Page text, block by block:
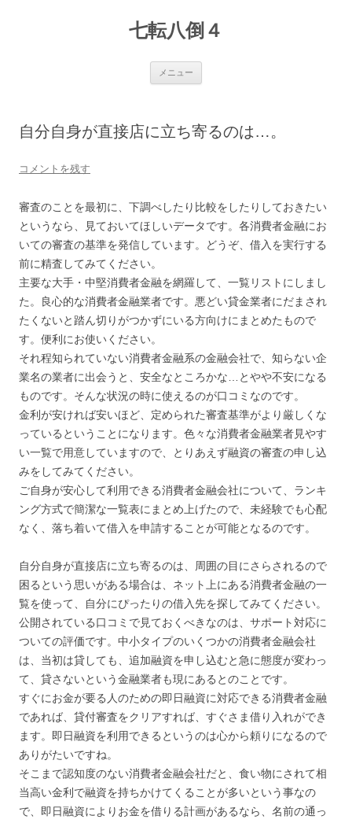
七転八倒４
メニュー
ス
自分自身が直接店に立ち寄るのは…。
コメントを残す
審査のことを最初に、下調べしたり比較をしたりしておきたい
というなら、見ておいてほしいデータです。各消費者金融にお
いての審査の基準を発信しています。どうぞ、借入を実行する
前に精査してみてください。
主要な大手・中堅消費者金融を網羅して、一覧リストにしまし
た。良心的な消費者金融業者です。悪どい貸金業者にだまされ
たくないと踏ん切りがつかずにいる方向けにまとめたもので
す。便利にお使いください。
それ程知られていない消費者金融系の金融会社で、知らない企
業名の業者に出会うと、安全なところかな…とやや不安になる
ものです。そんな状況の時に使えるのが口コミなのです。
金利が安ければ安いほど、定められた審査基準がより厳しくな
っているということになります。色々な消費者金融業者見やす
い一覧で用意していますので、とりあえず融資の審査の申し込
みをしてみてください。
ご自身が安心して利用できる消費者金融会社について、ランキ
ング方式で簡潔な一覧表にまとめ上げたので、未経験でも心配
なく、落ち着いて借入を申請することが可能となるのです。
自分自身が直接店に立ち寄るのは、周囲の目にさらされるので
困るという思いがある場合は、ネット上にある消費者金融の一
覧を使って、自分にぴったりの借入先を探してみてください。
公開されている口コミで見ておくべきなのは、サポート対応に
ついての評価です。中小タイプのいくつかの消費者金融会社
は、当初は貸しても、追加融資を申し込むと急に態度が変わっ
て、貸さないという金融業者も現にあるとのことです。
すぐにお金が要る人のための即日融資に対応できる消費者金融
であれば、貸付審査をクリアすれば、すぐさま借り入れができ
ます。即日融資を利用できるというのは心から頼りになるので
ありがたいですね。
そこまで認知度のない消費者金融会社だと、食い物にされて相
当高い金利で融資を持ちかけてくることが多いという事なの
で、即日融資によりお金を借りる計画があるなら、名前の通っ